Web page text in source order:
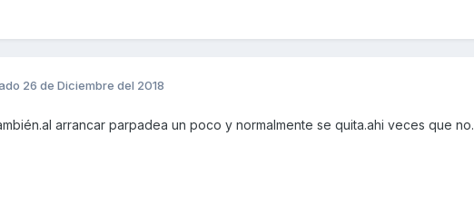
26 de Diciembre del 2018
arrancar parpadea un poco y normalmente se quita.ahi veces que no.